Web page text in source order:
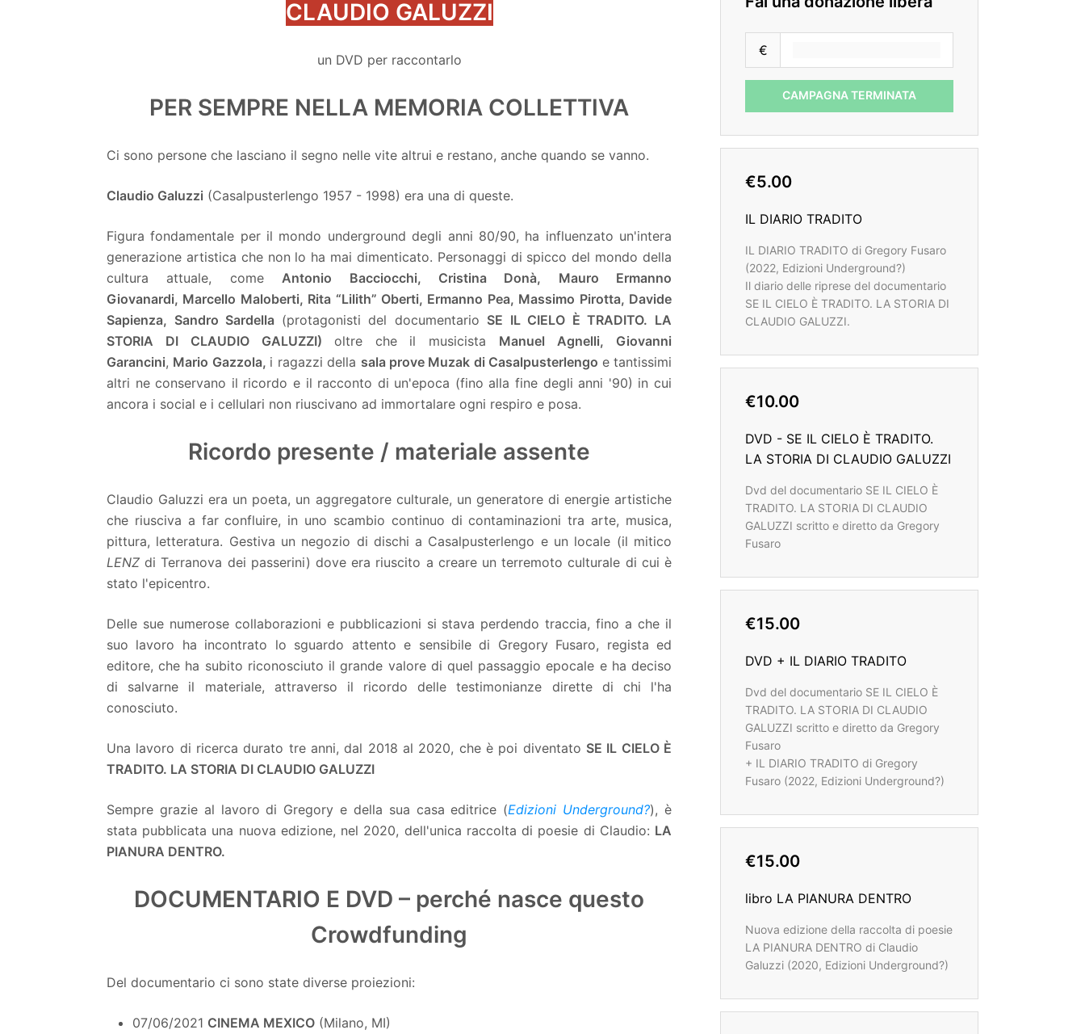
CLAUDIO GALUZZI
un DVD per raccontarlo
PER SEMPRE NELLA MEMORIA COLLETTIVA
Ci sono persone che lasciano il segno nelle vite altrui e restano, anche quando se vanno.
Claudio Galuzzi (Casalpusterlengo 1957 - 1998) era una di queste.
Figura fondamentale per il mondo underground degli anni 80/90, ha influenzato un'intera
generazione artistica che non lo ha mai dimenticato. Personaggi di spicco del mondo della
cultura attuale, come Antonio Bacciocchi, Cristina Donà, Mauro Ermanno
Giovanardi, Marcello Maloberti, Rita “Lilith” Oberti, Ermanno Pea, Massimo Pirotta, Davide
Sapienza, Sandro Sardella (protagonisti del documentario SE IL CIELO È TRADITO. LA
STORIA DI CLAUDIO GALUZZI) oltre che il musicista Manuel Agnelli, Giovanni
Garancini, Mario Gazzola, i ragazzi della sala prove Muzak di Casalpusterlengo e tantissimi
altri ne conservano il ricordo e il racconto di un'epoca (fino alla fine degli anni '90) in cui
ancora i social e i cellulari non riuscivano ad immortalare ogni respiro e posa.
Ricordo presente / materiale assente
Claudio Galuzzi era un poeta, un aggregatore culturale, un generatore di energie artistiche
che riusciva a far confluire, in uno scambio continuo di contaminazioni tra arte, musica,
pittura, letteratura. Gestiva un negozio di dischi a Casalpusterlengo e un locale (il mitico
LENZ di Terranova dei passerini) dove era riuscito a creare un terremoto culturale di cui è
stato l'epicentro.
Delle sue numerose collaborazioni e pubblicazioni si stava perdendo traccia, fino a che il
suo lavoro ha incontrato lo sguardo attento e sensibile di Gregory Fusaro, regista ed
editore, che ha subito riconosciuto il grande valore di quel passaggio epocale e ha deciso
di salvarne il materiale, attraverso il ricordo delle testimonianze dirette di chi l'ha
conosciuto.
Una lavoro di ricerca durato tre anni, dal 2018 al 2020, che è poi diventato SE IL CIELO È
TRADITO. LA STORIA DI CLAUDIO GALUZZI
Sempre grazie al lavoro di Gregory e della sua casa editrice (Edizioni Underground?), è
stata pubblicata una nuova edizione, nel 2020, dell'unica raccolta di poesie di Claudio: LA
PIANURA DENTRO.
DOCUMENTARIO E DVD – perché nasce questo
Crowdfunding
Del documentario ci sono state diverse proiezioni:
07/06/2021 CINEMA MEXICO (Milano, MI)
€
CAMPAGNA TERMINATA
€5.00
IL DIARIO TRADITO
IL DIARIO TRADITO di Gregory Fusaro
(2022, Edizioni Underground?)
Il diario delle riprese del documentario
SE IL CIELO È TRADITO. LA STORIA DI
CLAUDIO GALUZZI.
€10.00
DVD - SE IL CIELO È TRADITO.
LA STORIA DI CLAUDIO GALUZZI
Dvd del documentario SE IL CIELO È
TRADITO. LA STORIA DI CLAUDIO
GALUZZI scritto e diretto da Gregory
Fusaro
€15.00
DVD + IL DIARIO TRADITO
Dvd del documentario SE IL CIELO È
TRADITO. LA STORIA DI CLAUDIO
GALUZZI scritto e diretto da Gregory
Fusaro
+ IL DIARIO TRADITO di Gregory
Fusaro (2022, Edizioni Underground?)
€15.00
libro LA PIANURA DENTRO
Nuova edizione della raccolta di poesie
LA PIANURA DENTRO di Claudio
Galuzzi (2020, Edizioni Underground?)